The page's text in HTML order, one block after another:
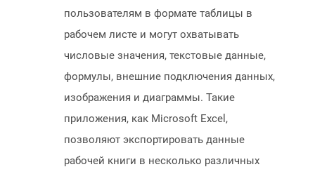
пользователям в формате таблицы в
рабочем листе и могут охватывать
числовые значения, текстовые данные,
формулы, внешние подключения данных,
изображения и диаграммы. Такие
приложения, как Microsoft Excel,
позволяют экспортировать данные
рабочей книги в несколько различных